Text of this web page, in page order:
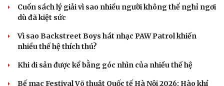
Thông tin doanh nghiệp
Doanh nghiệp 24h
Vì cộng đồng
Sành điệu
Chuyển đổi số
Cuốn sách lý giải vì sao nhiều người không thể nghỉ ngơi
dù đã kiệt sức
Vì sao Backstreet Boys hát nhạc PAW Patrol khiến
nhiều thế hệ thích thú?
Khi di sản được kể bằng góc nhìn của nhiều thế hệ
Bế mạc Festival Võ thuật Quốc tế Hà Nội 2026: Hào khí